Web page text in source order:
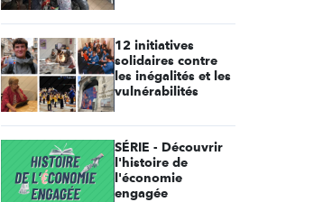
12 initiatives
solidaires contre
les inégalités et les
vulnérabilités
SÉRIE - Découvrir
l'histoire de
l'économie
engagée